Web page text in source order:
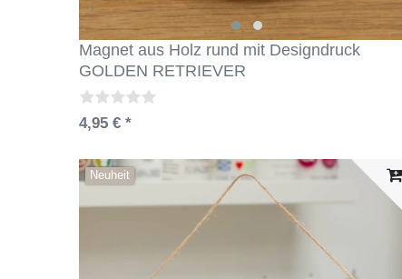
Magnet aus Holz rund mit Designdruck
GOLDEN RETRIEVER
4,95 € *
Neuheit